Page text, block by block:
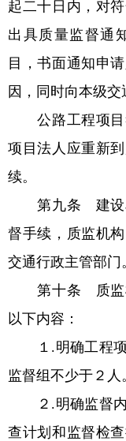
起二十日内，对
出具质量监督通
目，书面通知申
因，同时向本级交
公路工程项目
项目法人应重新
续。
第九条 建设单
督手续，质监机
交通行政主管部门
第十条 质监机
以下内容：
１.明确工程项
监督组不少于２人
２.明确监督内
查计划和监督检